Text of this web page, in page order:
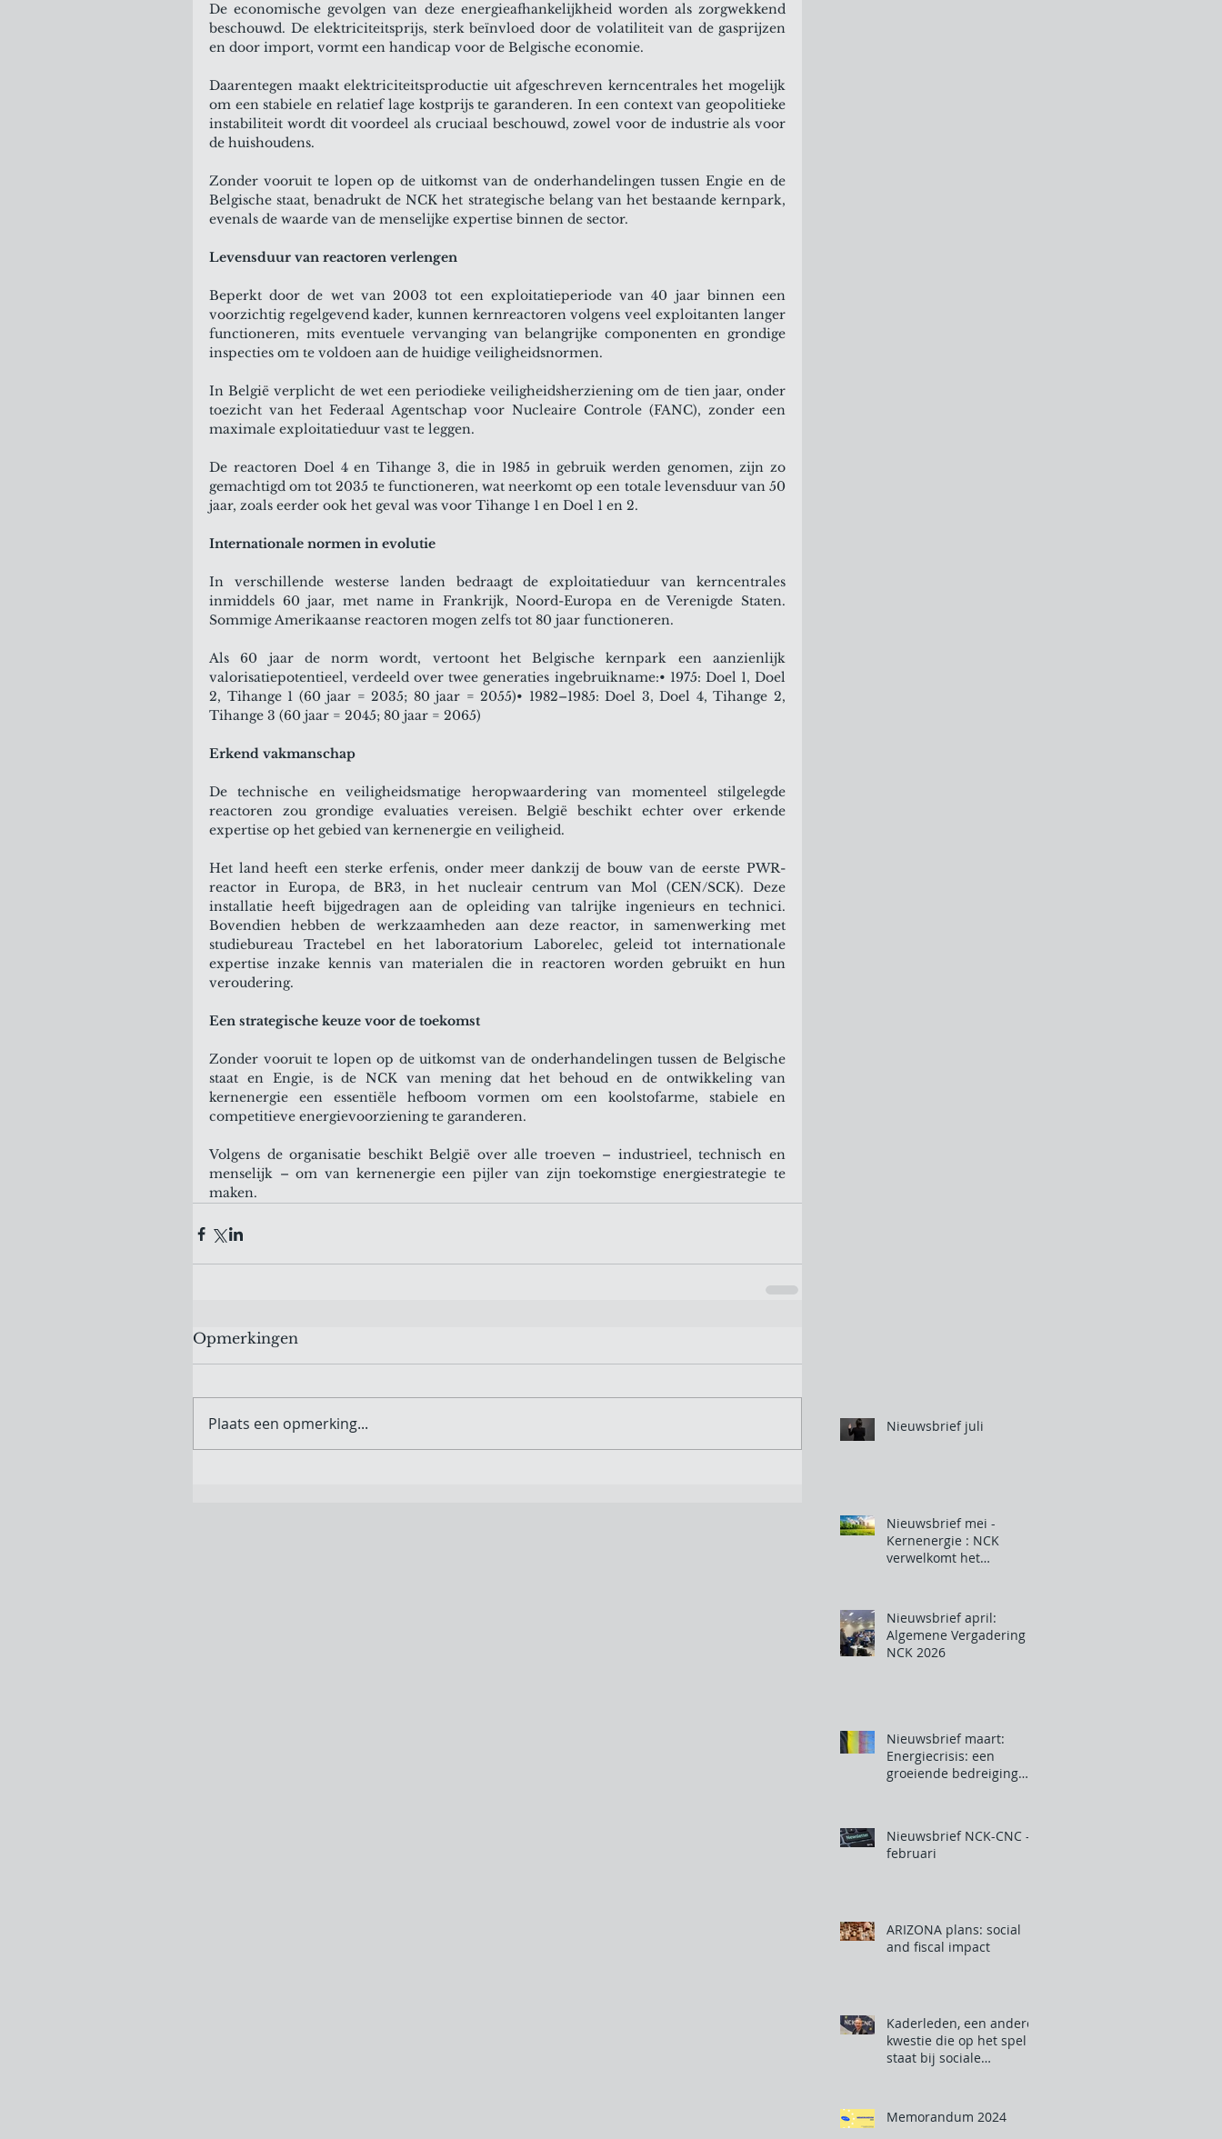
De economische gevolgen van deze energieafhankelijkheid worden als zorgwekkend
beschouwd. De elektriciteitsprijs, sterk beïnvloed door de volatiliteit van de gasprijzen
en door import, vormt een handicap voor de Belgische economie.
Daarentegen maakt elektriciteitsproductie uit afgeschreven kerncentrales het mogelijk
om een stabiele en relatief lage kostprijs te garanderen. In een context van geopolitieke
instabiliteit wordt dit voordeel als cruciaal beschouwd, zowel voor de industrie als voor
de huishoudens.
Zonder vooruit te lopen op de uitkomst van de onderhandelingen tussen Engie en de
Belgische staat, benadrukt de NCK het strategische belang van het bestaande kernpark,
evenals de waarde van de menselijke expertise binnen de sector.
Levensduur van reactoren verlengen
Beperkt door de wet van 2003 tot een exploitatieperiode van 40 jaar binnen een
voorzichtig regelgevend kader, kunnen kernreactoren volgens veel exploitanten langer
functioneren, mits eventuele vervanging van belangrijke componenten en grondige
inspecties om te voldoen aan de huidige veiligheidsnormen.
In België verplicht de wet een periodieke veiligheidsherziening om de tien jaar, onder
toezicht van het Federaal Agentschap voor Nucleaire Controle (FANC), zonder een
maximale exploitatieduur vast te leggen.
De reactoren Doel 4 en Tihange 3, die in 1985 in gebruik werden genomen, zijn zo
gemachtigd om tot 2035 te functioneren, wat neerkomt op een totale levensduur van 50
jaar, zoals eerder ook het geval was voor Tihange 1 en Doel 1 en 2.
Internationale normen in evolutie
In verschillende westerse landen bedraagt de exploitatieduur van kerncentrales
inmiddels 60 jaar, met name in Frankrijk, Noord-Europa en de Verenigde Staten.
Sommige Amerikaanse reactoren mogen zelfs tot 80 jaar functioneren.
Als 60 jaar de norm wordt, vertoont het Belgische kernpark een aanzienlijk
valorisatiepotentieel, verdeeld over twee generaties ingebruikname:• 1975: Doel 1, Doel
2, Tihange 1 (60 jaar = 2035; 80 jaar = 2055)• 1982–1985: Doel 3, Doel 4, Tihange 2,
Tihange 3 (60 jaar = 2045; 80 jaar = 2065)
Erkend vakmanschap
De technische en veiligheidsmatige heropwaardering van momenteel stilgelegde
reactoren zou grondige evaluaties vereisen. België beschikt echter over erkende
expertise op het gebied van kernenergie en veiligheid.
Het land heeft een sterke erfenis, onder meer dankzij de bouw van de eerste PWR-
reactor in Europa, de BR3, in het nucleair centrum van Mol (CEN/SCK). Deze
installatie heeft bijgedragen aan de opleiding van talrijke ingenieurs en technici.
Bovendien hebben de werkzaamheden aan deze reactor, in samenwerking met
studiebureau Tractebel en het laboratorium Laborelec, geleid tot internationale
expertise inzake kennis van materialen die in reactoren worden gebruikt en hun
veroudering.
Een strategische keuze voor de toekomst
Zonder vooruit te lopen op de uitkomst van de onderhandelingen tussen de Belgische
staat en Engie, is de NCK van mening dat het behoud en de ontwikkeling van
kernenergie een essentiële hefboom vormen om een koolstofarme, stabiele en
competitieve energievoorziening te garanderen.
Volgens de organisatie beschikt België over alle troeven – industrieel, technisch en
menselijk – om van kernenergie een pijler van zijn toekomstige energiestrategie te
maken.
Opmerkingen
Plaats een opmerking... Nieuwsbrief juli
Nieuwsbrief mei -
Kernenergie : NCK
verwelkomt het
Nieuwsbrief april:
Algemene Vergadering
NCK 2026
Nieuwsbrief maart:
Energiecrisis: een
groeiende bedreiging
Nieuwsbrief NCK-CNC -
februari
ARIZONA plans: social
and fiscal impact
Kaderleden, een andere
kwestie die op het spel
staat bij sociale
Memorandum 2024